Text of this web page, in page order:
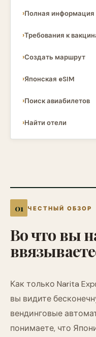
ЧЕСТНЫЙ ОБЗОР
Вочтовы
Как только Narita
вы видите
вендинговые
понимаете, что
Полная информация
Требования к
Создать маршрут
Японская eSIM
Поиск авиабилетов
Найти отели